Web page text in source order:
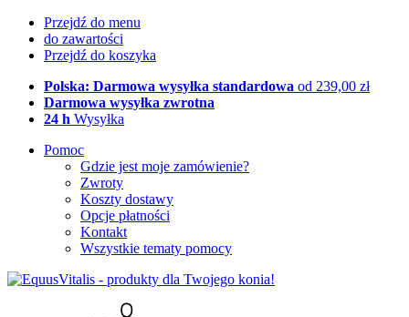
Przejdź do menu
do zawartości
Przejdź do koszyka
Polska: Darmowa wysyłka standardowa od 239,00 zł
Darmowa wysyłka zwrotna
24 h Wysyłka
Pomoc
Gdzie jest moje zamówienie?
Zwroty
Koszty dostawy
Opcje płatności
Kontakt
Wszystkie tematy pomocy